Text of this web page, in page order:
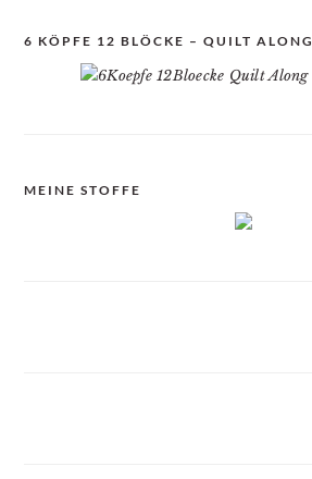
6 KÖPFE 12 BLÖCKE – QUILT ALONG
MEINE STOFFE